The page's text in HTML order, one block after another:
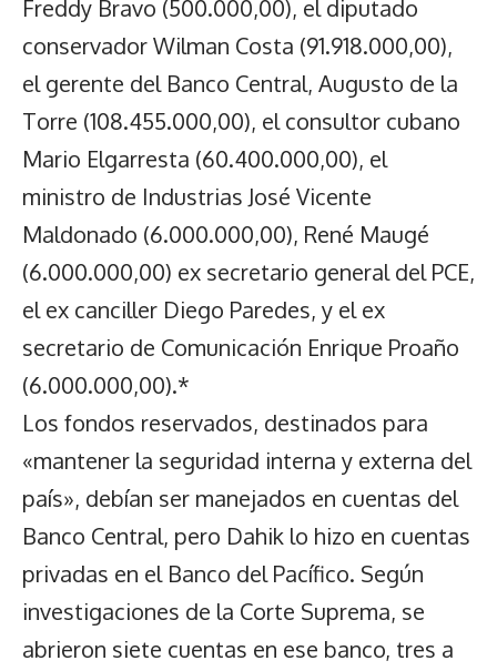
Freddy Bravo (500.000,00), el diputado
conservador Wilman Costa (91.918.000,00),
el gerente del Banco Central, Augusto de la
Torre (108.455.000,00), el consultor cubano
Mario Elgarresta (60.400.000,00), el
ministro de Industrias José Vicente
Maldonado (6.000.000,00), René Maugé
(6.000.000,00) ex secretario general del PCE,
el ex canciller Diego Paredes, y el ex
secretario de Comunicación Enrique Proaño
(6.000.000,00).*
Los fondos reservados, destinados para
«mantener la seguridad interna y externa del
país», debían ser manejados en cuentas del
Banco Central, pero Dahik lo hizo en cuentas
privadas en el Banco del Pacífico. Según
investigaciones de la Corte Suprema, se
abrieron siete cuentas en ese banco, tres a